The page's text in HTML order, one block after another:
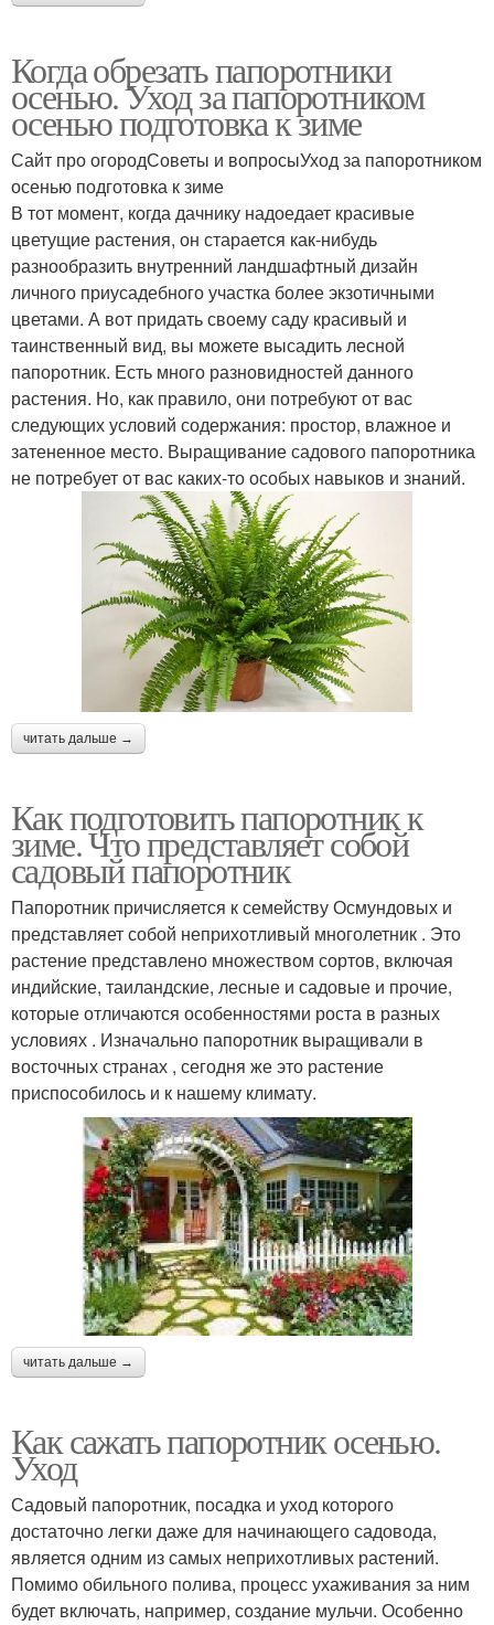
Когда обрезать папоротники
осенью. Уход за папоротником
осенью подготовка к зиме
Сайт про огородСоветы и вопросыУход за папоротником
осенью подготовка к зиме
В тот момент, когда дачнику надоедает красивые
цветущие растения, он старается как-нибудь
разнообразить внутренний ландшафтный дизайн
личного приусадебного участка более экзотичными
цветами. А вот придать своему саду красивый и
таинственный вид, вы можете высадить лесной
папоротник. Есть много разновидностей данного
растения. Но, как правило, они потребуют от вас
следующих условий содержания: простор, влажное и
затененное место. Выращивание садового папоротника
не потребует от вас каких-то особых навыков и знаний.
читать дальше →
Как подготовить папоротник к
зиме. Что представляет собой
садовый папоротник
Папоротник причисляется к семейству Осмундовых и
представляет собой неприхотливый многолетник . Это
растение представлено множеством сортов, включая
индийские, таиландские, лесные и садовые и прочие,
которые отличаются особенностями роста в разных
условиях . Изначально папоротник выращивали в
восточных странах , сегодня же это растение
приспособилось и к нашему климату.
читать дальше →
Как сажать папоротник осенью.
Уход
Садовый папоротник, посадка и уход которого
достаточно легки даже для начинающего садовода,
является одним из самых неприхотливых растений.
Помимо обильного полива, процесс ухаживания за ним
будет включать, например, создание мульчи. Особенно